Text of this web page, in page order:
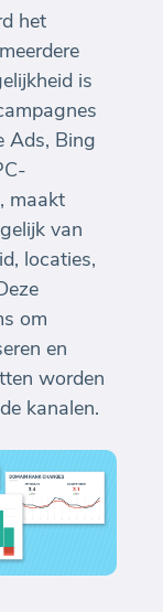
het
is
Ads, Bing
maakt
van
locaties,
om
en
worden
kanalen.